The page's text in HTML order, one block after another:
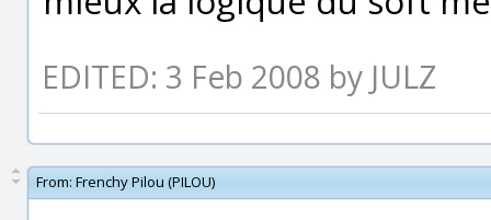
EDITED: 3 Feb 2008 by JULZ
From: Frenchy Pilou (PILOU)